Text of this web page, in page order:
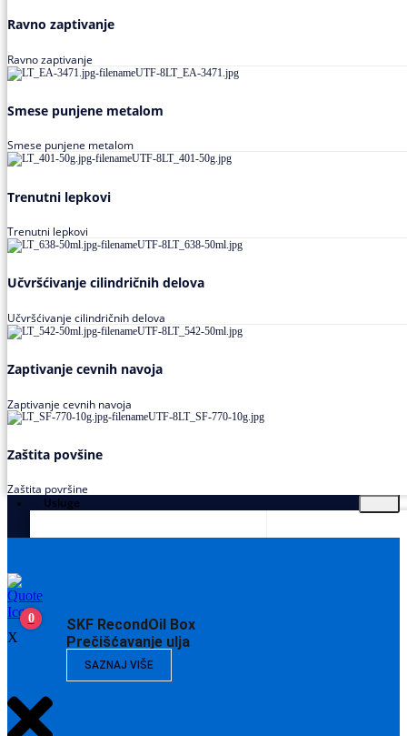
Ravno zaptivanje
Ravno zaptivanje
Smese punjene metalom
Smese punjene metalom
Trenutni lepkovi
Trenutni lepkovi
Učvršćivanje cilindričnih delova
Učvršćivanje cilindričnih delova
Zaptivanje cevnih navoja
Zaptivanje cevnih navoja
Zaštita povšine
Zaštita površine
Usluge
SKF RecondOil Box
Prečišćavanje ulja
SAZNAJ VIŠE
0
X